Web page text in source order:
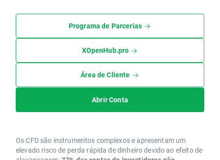
Programa de Parcerias
XOpenHub.pro
Área de Cliente
Abrir Conta
Os CFD são instrumentos complexos e apresentam um
elevado risco de perda rápida de dinheiro devido ao efeito de